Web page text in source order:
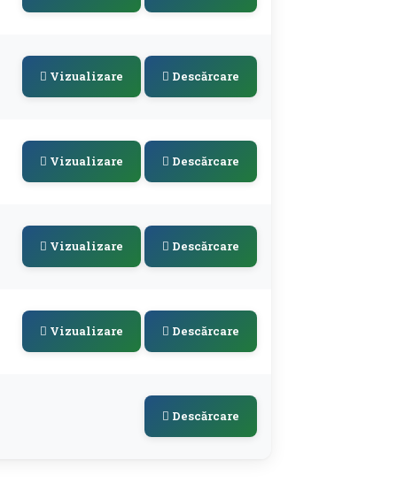
Vizualizare Descărcare
Vizualizare Descărcare
Vizualizare Descărcare
Vizualizare Descărcare
Descărcare